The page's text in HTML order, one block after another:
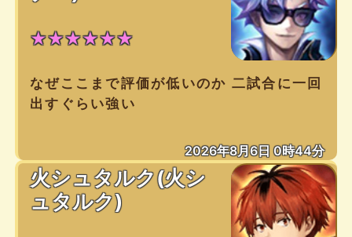
★★★★★★
なぜここまで評価が低いのか 二試合に一回
出すぐらい強い
2026年8月6日 0時44分
火シュタルク(火シ
ュタルク)